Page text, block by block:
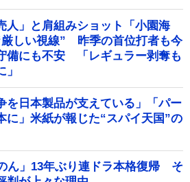
人」と肩組みショット「小園海
厳しい視線” 昨季の首位打者も今
備にも不安 「レギュラー剥奪も
を日本製品が支えている」「パー
に」米紙が報じた“スパイ天国”の
ん」13年ぶり連ドラ本格復帰 そ